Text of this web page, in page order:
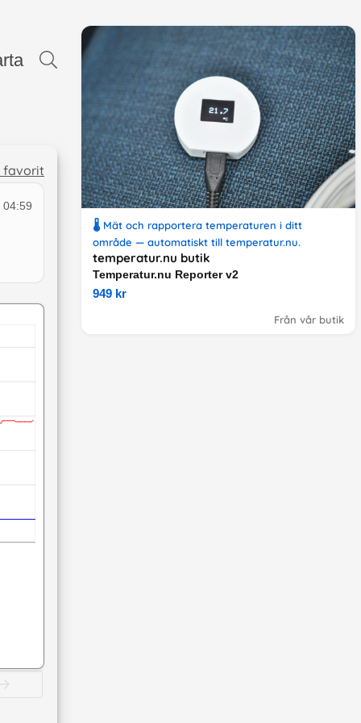
favorit
04:59
🌡️ Mät och rapportera temperaturen i ditt
område — automatiskt till temperatur.nu.
temperatur.nu butik
Temperatur.nu Reporter v2
949 kr
Från vår butik